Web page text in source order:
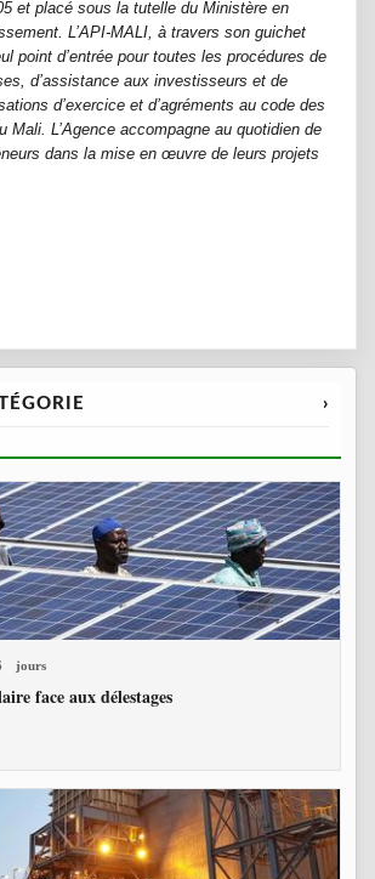
et placé sous la tutelle du Ministère en
L’API-MALI, à travers son guichet
point d’entrée pour toutes les procédures de
d’assistance aux investisseurs et de
d’exercice et d’agréments au code des
Mali. L’Agence accompagne au quotidien de
dans la mise en œuvre de leurs projets
›
jours
face aux délestages